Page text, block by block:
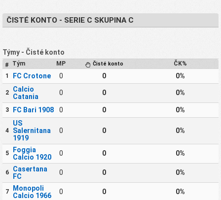
ČISTÉ KONTO - SERIE C SKUPINA C
Týmy - Čisté konto
# Tým MP Čisté konto
ČK%
1
FC Crotone 0 0 0%
2
Calcio
Catania
0 0 0%
3 FC Bari 1908 0 0 0%
4
US
Salernitana
1919
0 0 0%
5
Foggia
Calcio 1920
0 0 0%
6
Casertana
FC
0 0 0%
7
Monopoli
Calcio 1966
0 0 0%